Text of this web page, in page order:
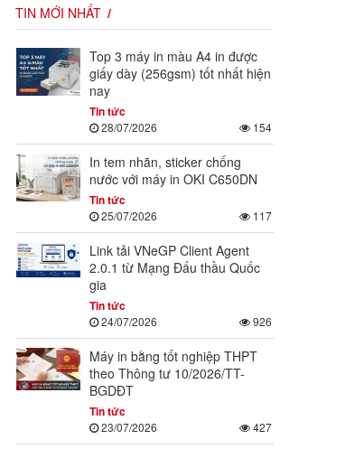
TIN MỚI NHẤT
Top 3 máy in màu A4 in được
giấy dày (256gsm) tốt nhất hiện
nay
Tin tức
28/07/2026 154
In tem nhãn, sticker chống
nước với máy in OKI C650DN
Tin tức
25/07/2026 117
Link tải VNeGP Client Agent
2.0.1 từ Mạng Đấu thầu Quốc
gia
Tin tức
24/07/2026 926
Máy in bằng tốt nghiệp THPT
theo Thông tư 10/2026/TT-
BGDĐT
Tin tức
23/07/2026 427